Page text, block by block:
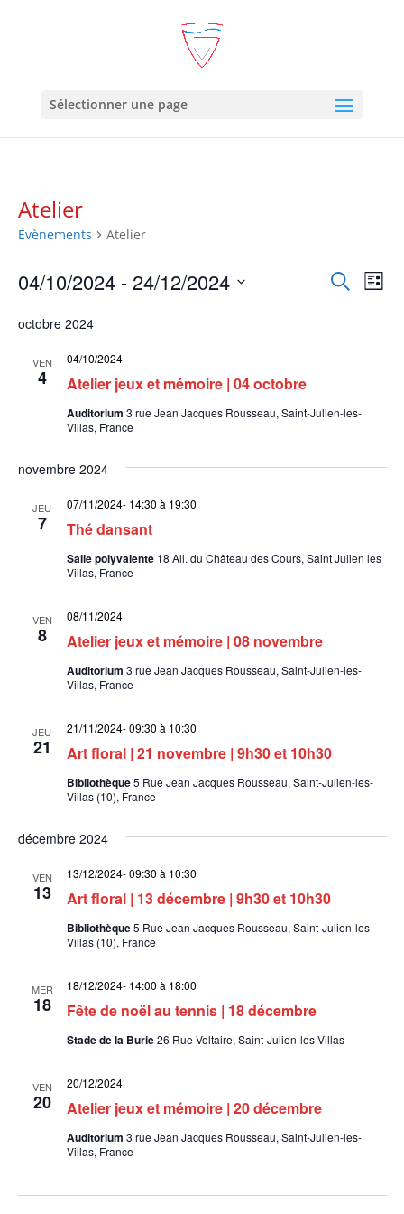
Sélectionner une page
Atelier
Évènements Atelier
Évènements Recherche
de
Liste
04/10/2024 - 24/12/2024
une
octobre 2024
VEN
4 Atelier jeux et mémoire | 04 octobre
04/10/2024
Auditorium 3 rue Jean Jacques Rousseau, Saint-Julien-les-
Villas, France
novembre 2024
JEU
7 Thé dansant
07/11/2024- 14:30 à 19:30
Salle polyvalente 18 All. du Château des Cours, Saint Julien les
Villas, France
VEN
8 Atelier jeux et mémoire | 08 novembre
08/11/2024
Auditorium 3 rue Jean Jacques Rousseau, Saint-Julien-les-
Villas, France
JEU
21 Art floral | 21 novembre | 9h30 et 10h30
21/11/2024- 09:30 à 10:30
Bibliothèque5 Rue Jean Jacques Rousseau, Saint-Julien-les-
Villas (10), France
décembre 2024
VEN
13 Art floral | 13 décembre | 9h30 et 10h30
13/12/2024- 09:30 à 10:30
Bibliothèque5 Rue Jean Jacques Rousseau, Saint-Julien-les-
Villas (10), France
MER
18 Fête de noël au tennis | 18 décembre
18/12/2024- 14:00 à 18:00
Stade de la Burie26 Rue Voltaire, Saint-Julien-les-Villas
VEN
20 Atelier jeux et mémoire | 20 décembre
20/12/2024
Auditorium 3 rue Jean Jacques Rousseau, Saint-Julien-les-
Villas, France